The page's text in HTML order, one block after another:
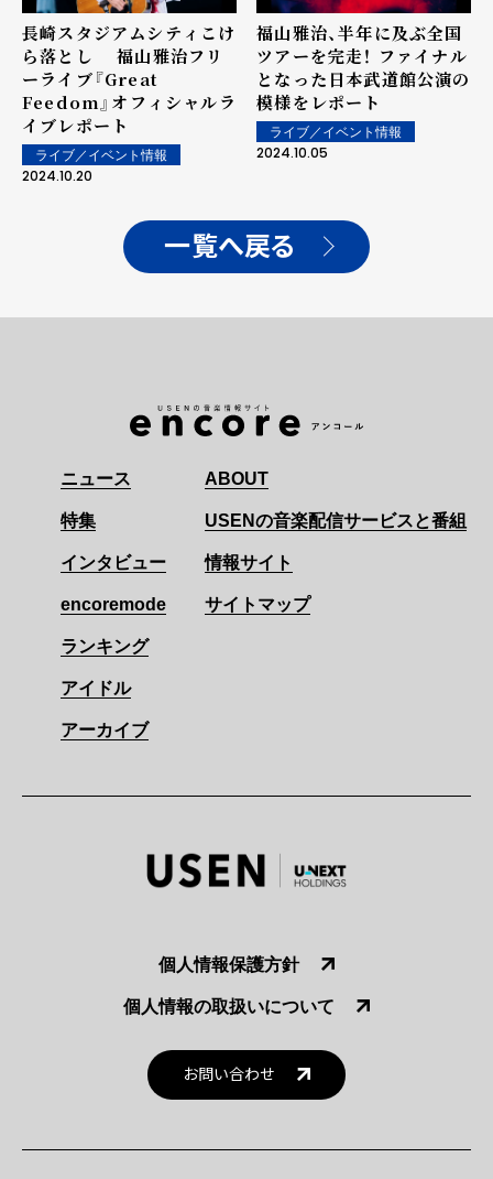
長崎スタジアムシティこけ
ら落とし 福山雅治フリ
ーライブ『Great
Feedom』オフィシャルラ
イブレポート
ライブ／イベント情報
2024.10.20
福山雅治、半年に及ぶ全国
ツアーを完走！ ファイナル
となった日本武道館公演の
模様をレポート
ライブ／イベント情報
2024.10.05
一覧へ戻る
ニュース
特集
インタビュー
encoremode
ランキング
アイドル
アーカイブ
ABOUT
USENの音楽配信サービスと番組
情報サイト
サイトマップ
個人情報保護方針
個人情報の取扱いについて
お問い合わせ